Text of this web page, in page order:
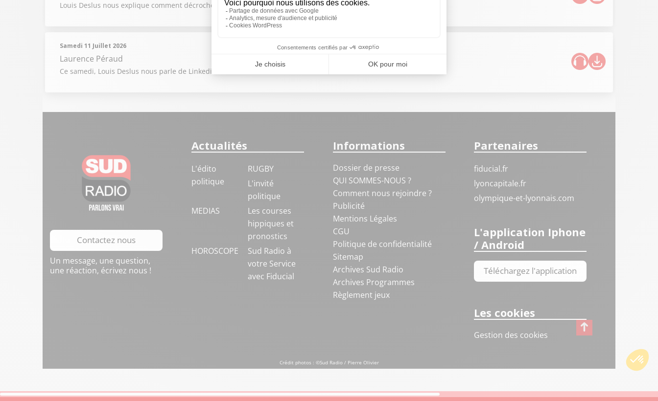
Saison 2022 / 2023
Saison 2021 / 2022
Louis Deslus nous explique comment décrocher des rendez-vous business
Samedi 11 Juillet 2026
Laurence Péraud
Ce samedi, Louis Deslus nous parle de Linkedin
Contactez nous
Un message, une question,
une réaction, écrivez nous !
Actualités
L'édito
politique
RUGBY
L'invité
politique
MEDIAS
Les courses
hippiques et
pronostics
HOROSCOPE
Sud Radio à
votre Service
avec Fiducial
Informations
Dossier de presse
QUI SOMMES-NOUS ?
Comment nous rejoindre ?
Publicité
Mentions Légales
CGU
Politique de confidentialité
Sitemap
Archives Sud Radio
Archives Programmes
Règlement jeux
Partenaires
fiducial.fr
lyoncapitale.fr
olympique-et-lyonnais.com
L'application Iphone
/ Android
Téléchargez l'application
Les cookies
Gestion des cookies
Crédit photos : ©Sud Radio / Pierre Olivier